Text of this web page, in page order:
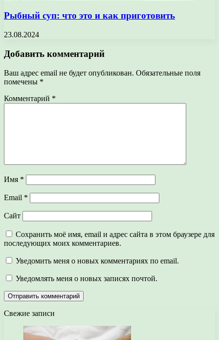
Рыбный суп: что это и как приготовить
23.08.2024
Добавить комментарий
Ваш адрес email не будет опубликован. Обязательные поля
помечены *
Комментарий *
Имя *
Email *
Сайт
Сохранить моё имя, email и адрес сайта в этом браузере для
последующих моих комментариев.
Уведомить меня о новых комментариях по email.
Уведомлять меня о новых записях почтой.
Свежие записи